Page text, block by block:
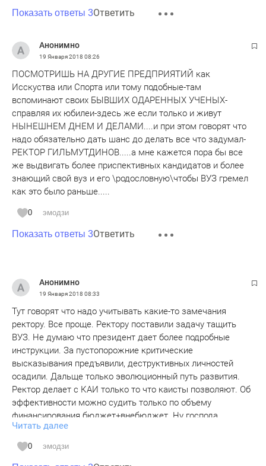
Показать ответы 3Ответить
Анонимно
19 Января 2018 08:26
ПОСМОТРИШЬ НА ДРУГИЕ ПРЕДПРИЯТИЙ как
Исскуства или Спорта или тому подобные-там
вспоминают своих БЫВШИХ ОДАРЕННЫХ УЧЕНЫХ-
справляя их юбилеи-здесь же если только и живут
НЫНЕШНЕМ ДНЕМ И ДЕЛАМИ....и при этом говорят что
надо обязательно дать шанс до делать все что задумал-
РЕКТОР ГИЛЬМУТДИНОВ.....а мне кажется пора бы все
же выдвигать более приспективных кандидатов и более
знающий свой вуз и его \родословную\чтобы ВУЗ гремел
как это было раньше.....
0 эмодзи
Показать ответы 3Ответить
Анонимно
19 Января 2018 08:33
Тут говорят что надо учитывать какие-то замечания
ректору. Все проще. Ректору поставили задачу тащить
ВУЗ. Не думаю что президент дает более подробные
инструкции. За пустопорожние критические
высказывания предъявили, деструктивных личностей
осадили. Дальще только эволюционный путь развития.
Ректор делает с КАИ только то что каисты позволяют. Об
эффективности можно судить только по объему
финансирования бюджет+внебюджет. Ну господа,
парадигма у нас сейчас такая на дворе. С одной стороны
капитализм, с другой экономика выстроенная на
показателях. Если бы показателями были средний
Читать далее
0 эмодзи